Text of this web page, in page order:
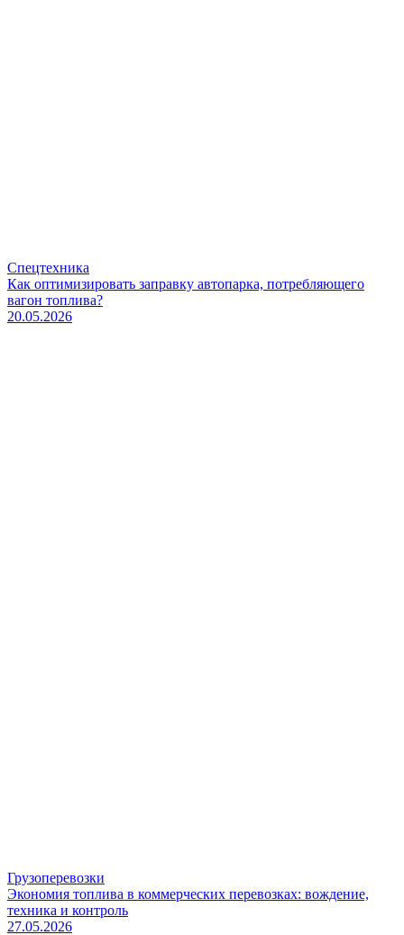
Спецтехника
Как оптимизировать заправку автопарка, потребляющего
вагон топлива?
20.05.2026
Грузоперевозки
Экономия топлива в коммерческих перевозках: вождение,
техника и контроль
27.05.2026